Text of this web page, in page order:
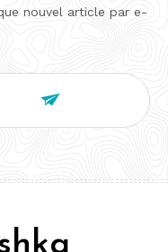
nouvel article par e-
